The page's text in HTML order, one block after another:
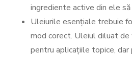
ingrediente active din ele
Uleiurile esențiale trebuie
mod corect. Uleiul diluat
pentru aplicațiile topice,